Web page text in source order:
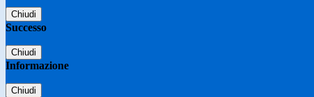
Chiudi
Successo
Chiudi
Informazione
Chiudi